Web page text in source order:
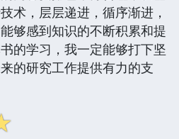
术，层层递进，循序渐进，
够感到知识的不断积累和提
的学习，我一定能够打下坚
的研究工作提供有力的支